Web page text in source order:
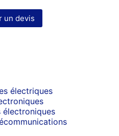
un devis
électriques
électroniques